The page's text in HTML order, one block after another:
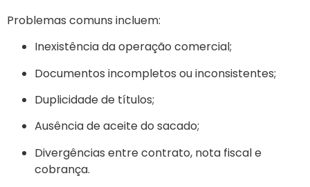
Problemas comuns incluem:
Inexistência da operação comercial;
Documentos incompletos ou inconsistentes;
Duplicidade de títulos;
Ausência de aceite do sacado;
Divergências entre contrato, nota fiscal e
cobrança.